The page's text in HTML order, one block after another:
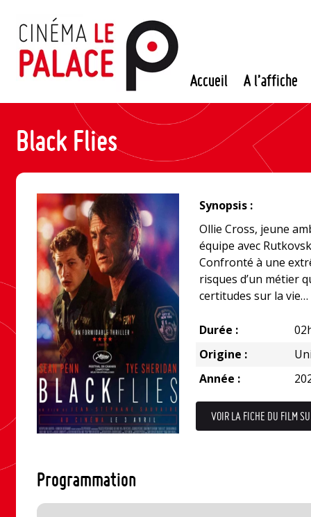
contenu
Accueil A l’affiche
Black Flies
Synopsis :
Ollie Cross, jeune
équipe avec
Confronté à une
risques d’un métier
certitudes sur la
Durée :
Origine :
Année :
VOIR LA FICHE DU FILM
Programmation